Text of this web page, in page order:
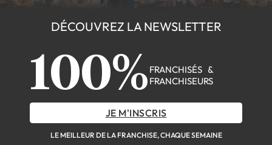
DÉCOUVREZ LA NEWSLETTER
100% FRANCHISÉS &
FRANCHISEURS
JE M'INSCRIS
LE MEILLEUR DE LA FRANCHISE, CHAQUE SEMAINE